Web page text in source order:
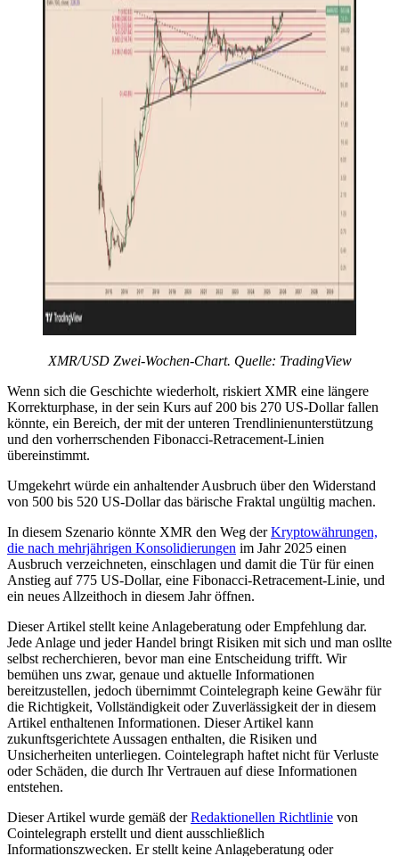
XMR/USD Zwei-Wochen-Chart. Quelle: TradingView
Wenn sich die Geschichte wiederholt, riskiert XMR eine längere
Korrekturphase, in der sein Kurs auf 200 bis 270 US-Dollar fallen
könnte, ein Bereich, der mit der unteren Trendlinienunterstützung
und den vorherrschenden Fibonacci-Retracement-Linien
übereinstimmt.
Umgekehrt würde ein anhaltender Ausbruch über den Widerstand
von 500 bis 520 US-Dollar das bärische Fraktal ungültig machen.
In diesem Szenario könnte XMR den Weg derKryptowährungen,
die nach mehrjährigen Konsolidierungen im Jahr 2025 einen
Ausbruch verzeichneten, einschlagen und damit die Tür für einen
Anstieg auf 775 US-Dollar, eine Fibonacci-Retracement-Linie, und
ein neues Allzeithoch in diesem Jahr öffnen.
Dieser Artikel stellt keine Anlageberatung oder Empfehlung dar.
Jede Anlage und jeder Handel bringt Risiken mit sich und man osllte
selbst recherchieren, bevor man eine Entscheidung trifft. Wir
bemühen uns zwar, genaue und aktuelle Informationen
bereitzustellen, jedoch übernimmt Cointelegraph keine Gewähr für
die Richtigkeit, Vollständigkeit oder Zuverlässigkeit der in diesem
Artikel enthaltenen Informationen. Dieser Artikel kann
zukunftsgerichtete Aussagen enthalten, die Risiken und
Unsicherheiten unterliegen. Cointelegraph haftet nicht für Verluste
oder Schäden, die durch Ihr Vertrauen auf diese Informationen
entstehen.
Dieser Artikel wurde gemäß derRedaktionellen Richtlinie von
Cointelegraph erstellt und dient ausschließlich
Informationszwecken. Er stellt keine Anlageberatung oder